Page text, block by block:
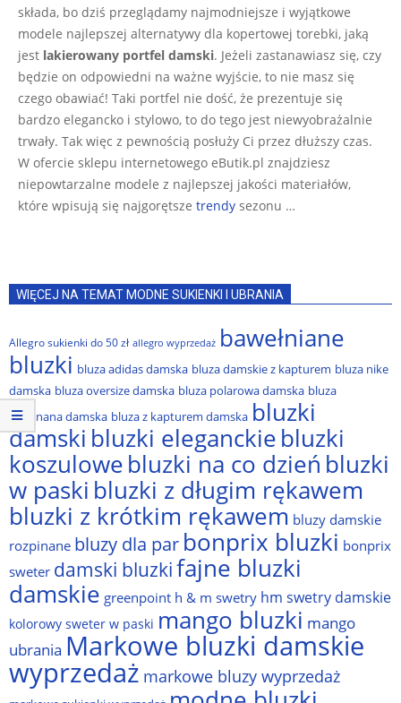
składa, bo dziś przeglądamy najmodniejsze i wyjątkowe
modele najlepszej alternatywy dla kopertowej torebki, jaką
jest lakierowany portfel damski. Jeżeli zastanawiasz się, czy
będzie on odpowiedni na ważne wyjście, to nie masz się
czego obawiać! Taki portfel nie dość, że prezentuje się
bardzo elegancko i stylowo, to do tego jest niewyobrażalnie
trwały. Tak więc z pewnością posłuży Ci przez dłuższy czas.
W ofercie sklepu internetowego eButik.pl znajdziesz
niepowtarzalne modele z najlepszej jakości materiałów,
które wpisują się najgorętsze trendy sezonu …
WIĘCEJ NA TEMAT MODNE SUKIENKI I UBRANIA
Allegro sukienki do 50 zł allegro wyprzedaż bawełniane
bluzki bluza adidas damska bluza damskie z kapturem bluza nike
damska bluza oversize damska bluza polarowa damska bluza
rozpinana damska bluza z kapturem damska bluzki
damski bluzki eleganckie bluzki
koszulowe bluzki na co dzień bluzki
w paski bluzki z długim rękawem
bluzki z krótkim rękawem bluzy damskie
rozpinane bluzy dla par bonprix bluzki bonprix
sweter damski bluzkifajne bluzki
damskie greenpoint h & m swetry hm swetry damskie
kolorowy sweter w paski mango bluzki mango
ubrania Markowe bluzki damskie
wyprzedaż markowe bluzy wyprzedaż